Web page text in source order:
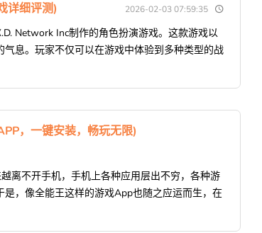
详细评测) 2026-02-03 07:59:35
Network Inc制作的角色扮演游戏。这款游戏以
息。玩家不仅可以在游戏中体验到多种类型的战
，一键安装，畅玩无限)
离不开手机，手机上各种应用层出不穷，各种游
，像全能王这样的游戏App也随之应运而生，在